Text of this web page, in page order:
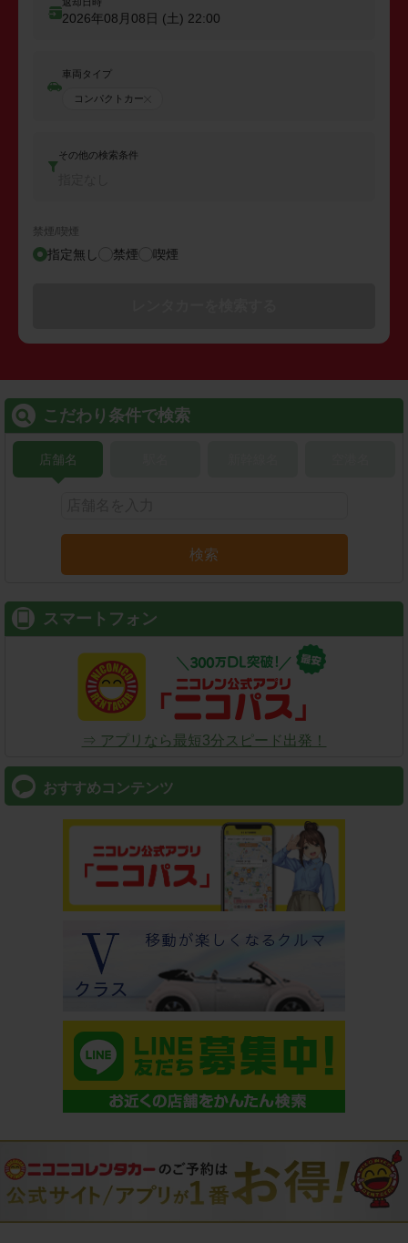
2026年08月08日 (土) 22:00
車両タイプ
コンパクトカー
その他の検索条件
禁煙/喫煙
指定無し 禁煙 喫煙
こだわり条件で検索
店舗名
検索
スマートフォン
⇒ アプリなら最短3分スピード出発！
おすすめコンテンツ